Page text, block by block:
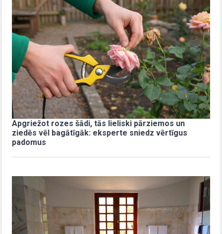
Apgriežot rozes šādi, tās lieliski pārziemos un
ziedēs vēl bagātīgāk: eksperte sniedz vērtīgus
padomus